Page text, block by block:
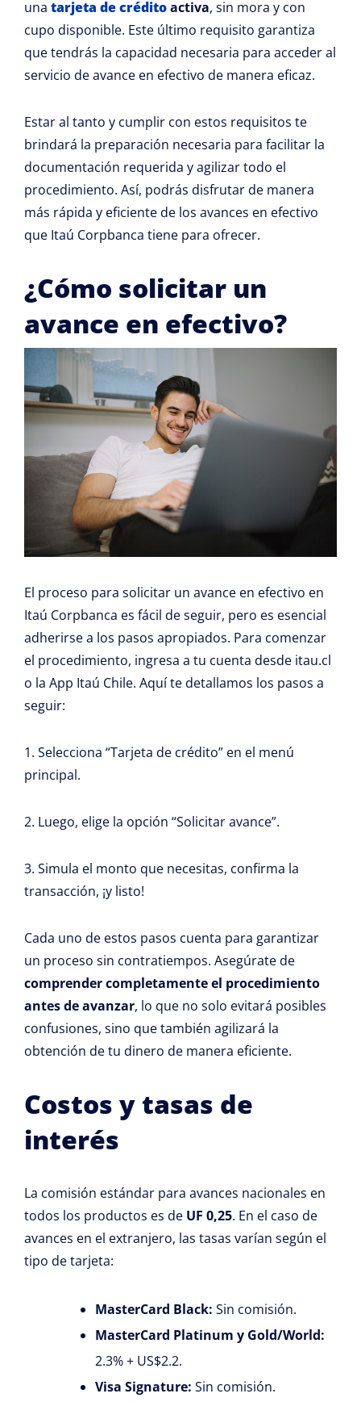
una tarjeta de créditoactiva, sin mora y con
cupo disponible. Este último requisito garantiza
que tendrás la capacidad necesaria para acceder al
servicio de avance en efectivo de manera eficaz.
Estar al tanto y cumplir con estos requisitos te
brindará la preparación necesaria para facilitar la
documentación requerida y agilizar todo el
procedimiento. Así, podrás disfrutar de manera
más rápida y eficiente de los avances en efectivo
que Itaú Corpbanca tiene para ofrecer.
¿Cómo solicitar un
avance en efectivo?
El proceso para solicitar un avance en efectivo en
Itaú Corpbanca es fácil de seguir, pero es esencial
adherirse a los pasos apropiados. Para comenzar
el procedimiento, ingresa a tu cuenta desde itau.cl
o la App Itaú Chile. Aquí te detallamos los pasos a
seguir:
1. Selecciona “Tarjeta de crédito” en el menú
principal.
2. Luego, elige la opción “Solicitar avance”.
3. Simula el monto que necesitas, confirma la
transacción, ¡y listo!
Cada uno de estos pasos cuenta para garantizar
un proceso sin contratiempos. Asegúrate de
comprender completamente el procedimiento
antes de avanzar, lo que no solo evitará posibles
confusiones, sino que también agilizará la
obtención de tu dinero de manera eficiente.
Costos y tasas de
interés
La comisión estándar para avances nacionales en
todos los productos es de UF 0,25. En el caso de
avances en el extranjero, las tasas varían según el
tipo de tarjeta:
MasterCard Black: Sin comisión.
MasterCard Platinum y Gold/World:
2.3% + US$2.2.
Visa Signature: Sin comisión.